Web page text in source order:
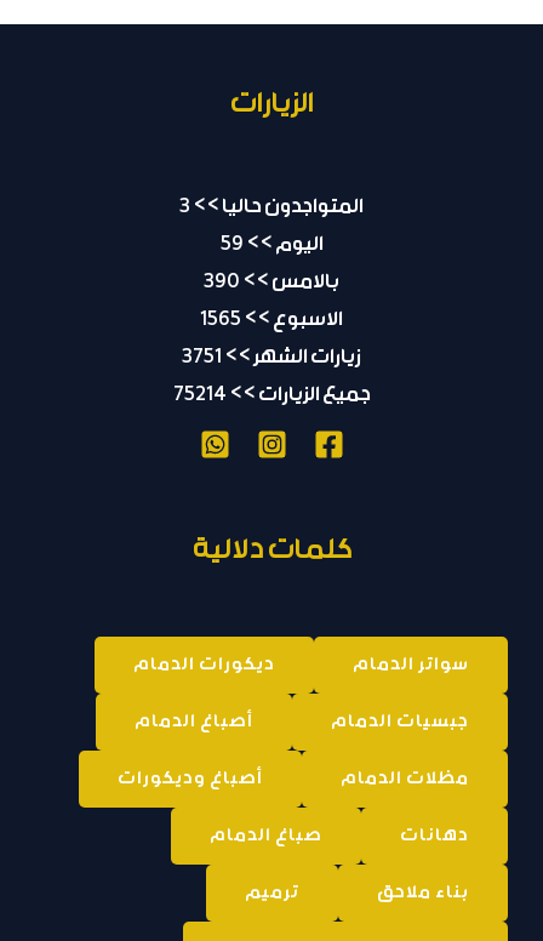
الزيارات
المتواجدون حاليا >> 3
اليوم >> 59
بالامس >> 390
الاسبوع >> 1565
زيارات الشهر >> 3751
جميع الزيارات >> 75214
كلمات دلالية
سواتر الدمام
ديكورات الدمام
جبسيات الدمام
أصباغ الدمام
مظلات الدمام
أصباغ وديكورات
دهانات
صباغ الدمام
بناء ملاحق
ترميم